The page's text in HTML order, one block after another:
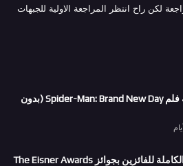
لكن راح انتظر المراجعة الاولية للجبهات
مراجعة فلم Spider-Man: Brand New Day (بدون
اللائحة الكاملة للفائزين بجوائز The Eisner Awards